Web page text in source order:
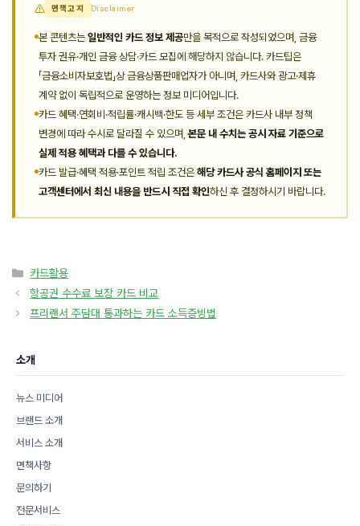
면책고지 Disclaimer
본 콘텐츠는 일반적인 카드 정보 제공만을 목적으로 작성되었으며, 금융
투자 권유·개인 금융 상담·카드 모집에 해당하지 않습니다. 카드팁은
「금융소비자보호법」상 금융상품판매업자가 아니며, 카드사와 광고·제휴
계약 없이 독립적으로 운영하는 정보 미디어입니다.
카드 혜택·연회비·적립률·캐시백·한도 등 세부 조건은 카드사 내부 정책
변경에 따라 수시로 달라질 수 있으며,본문 내 수치는 공시 자료 기준으로
실제 적용 혜택과 다를 수 있습니다.
카드 발급·혜택 적용·포인트 적립 조건은 해당 카드사 공식 홈페이지 또는
고객센터에서 최신 내용을 반드시 직접 확인하신 후 결정하시기 바랍니다.
카
테
리
카드활용
항공권 수수료 보장 카드 비교
프리랜서 주담대 통과하는 카드 소득증빙법
소개
뉴스 미디어
브랜드 소개
서비스 소개
면책사항
문의하기
전문서비스